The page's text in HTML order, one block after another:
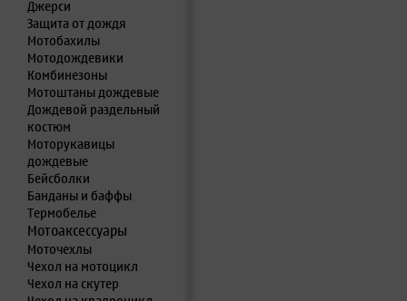
Джерси
Защита от дождя
Мотобахилы
Мотодождевики
Комбинезоны
Мотоштаны дождевые
Дождевой раздельный
костюм
Моторукавицы
дождевые
Бейсболки
Банданы и баффы
Термобелье
Мотоаксессуары
Моточехлы
Чехол на мотоцикл
Чехол на скутер